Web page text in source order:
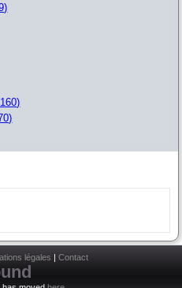
légales Contact